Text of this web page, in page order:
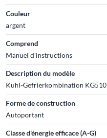
Couleur
argent
Comprend
Manuel d'instructions
Description du modèle
Kühl-Gefrierkombination KG510
Forme de construction
Autoportant
Classe d'énergie efficace (A-G)